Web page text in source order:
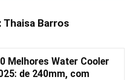
Thaisa Barros
Melhores Water Cooler
de 240mm, com